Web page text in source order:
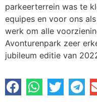
parkeerterrein was te
equipes en voor ons
werk om alle
Avonturenpark zeer
jubileum editie van